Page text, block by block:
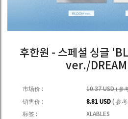
후한원 - 스페셜 싱글
ver./
市场价 : 10.37 USD( 参
销售价 : 8.81 USD( 参
标签 :
XLABLES